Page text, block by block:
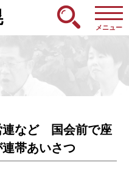
メニュー
連など 国会前で座
帯あいさつ